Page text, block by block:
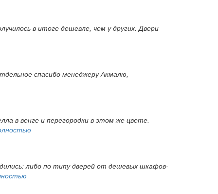
в итоге дешевле, чем у других. Двери
спасибо менеджеру Акмалю,
в венге и перегородки в этом же цвете.
либо по типу дверей от дешевых шкафов-